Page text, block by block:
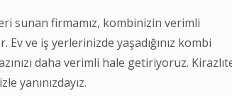
sunan firmamız, kombinizin verimli
ve iş yerlerinizde yaşadığınız kombi
daha verimli hale getiriyoruz.
yanınızdayız.